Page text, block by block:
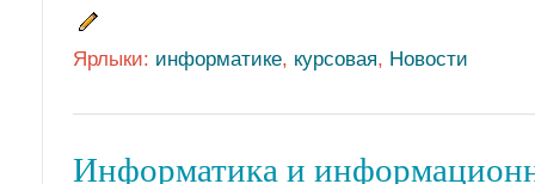
Ярлыки: информатике, курсовая, Новости
Информатика и